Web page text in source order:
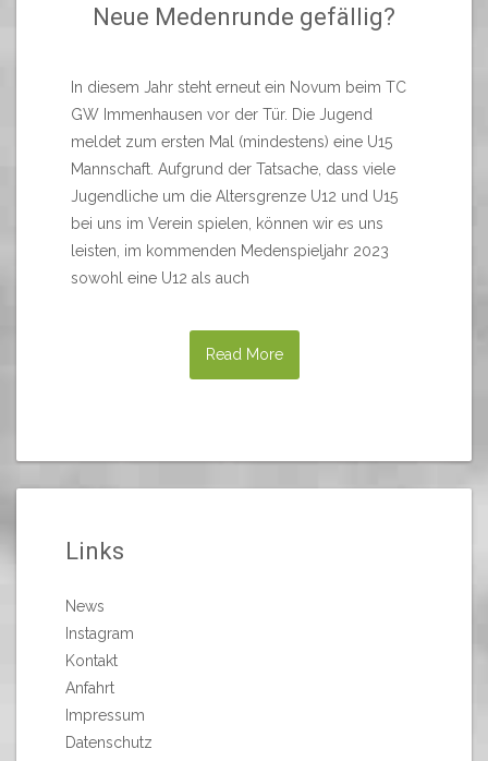
Neue Medenrunde gefällig?
In diesem Jahr steht erneut ein Novum beim TC
GW Immenhausen vor der Tür. Die Jugend
meldet zum ersten Mal (mindestens) eine U15
Mannschaft. Aufgrund der Tatsache, dass viele
Jugendliche um die Altersgrenze U12 und U15
bei uns im Verein spielen, können wir es uns
leisten, im kommenden Medenspieljahr 2023
sowohl eine U12 als auch
Read More
Links
News
Instagram
Kontakt
Anfahrt
Impressum
Datenschutz